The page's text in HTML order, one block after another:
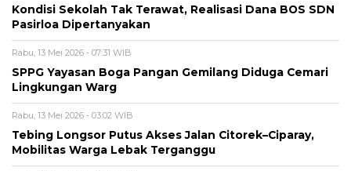
Kondisi Sekolah Tak Terawat, Realisasi Dana BOS SDN
Pasirloa Dipertanyakan
Rabu, 13 Mei 2026 - 07:31 WIB
SPPG Yayasan Boga Pangan Gemilang Diduga Cemari
Lingkungan Warg
Rabu, 13 Mei 2026 - 03:02 WIB
Tebing Longsor Putus Akses Jalan Citorek–Ciparay,
Mobilitas Warga Lebak Terganggu